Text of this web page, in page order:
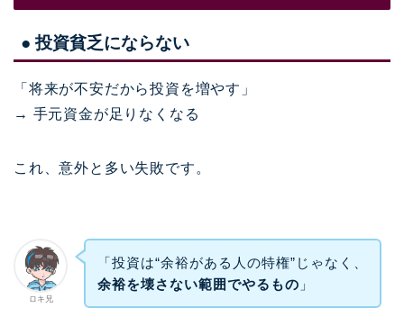
● 投資貧乏にならない
「将来が不安だから投資を増やす」
→ 手元資金が足りなくなる
これ、意外と多い失敗です。
ロキ兄
「投資は“余裕がある人の特権”じゃなく、
余裕を壊さない範囲でやるもの 」